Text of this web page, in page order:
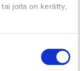
joita on kerätty,